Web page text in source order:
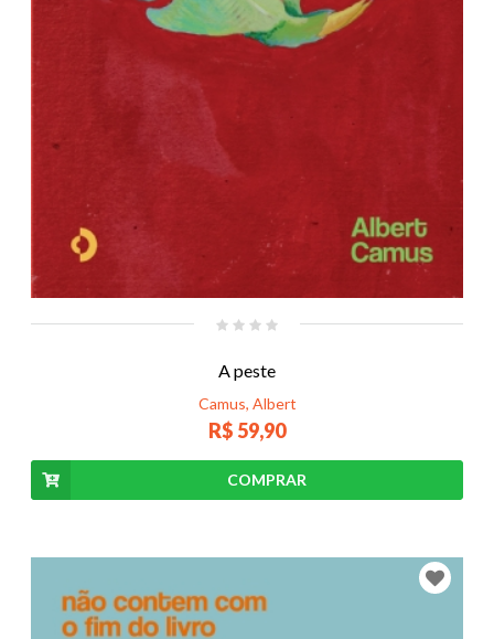
A peste
Camus, Albert
R$ 59,90
COMPRAR